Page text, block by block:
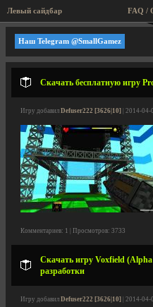
Левый сайдбар FAQ /
Тир,
Наш Telegram @SmallGamez
Скачать бесплатную игру
Игру добавил Defuser222 [3626|10] | 2014-04-
Комментариев: 1 | Просмотров: 3733
Скачать игру Voxfield (Alpha
разработки
Игру добавил Defuser222 [3626|10] | 2014-04-